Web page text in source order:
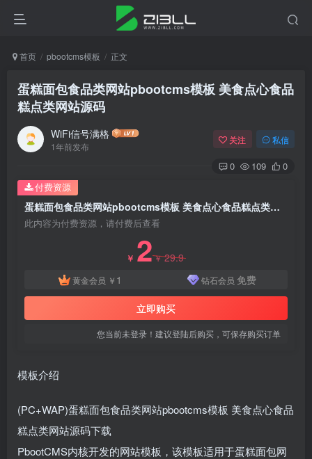
首页 pbootcms模板 正文
蛋糕面包食品类网站pbootcms模板 美食点心食品
糕点类网站源码
WiFi信号满格
1年前发布
关注 私信
0 109 0
蛋糕面包食品类网站pbootcms模板 美食点心食品糕点类网站源码
此内容为付费资源，请付费后查看
￥ 2￥29.9
黄金会员 ￥ 1 钻石会员 免费
立即购买
您当前未登录！建议登陆后购买，可保存购买订单
付费资源
模板介绍
(PC+WAP)蛋糕面包食品类网站pbootcms模板 美食点心食品
糕点类网站源码下载
PbootCMS内核开发的网站模板，该模板适用于蛋糕面包网